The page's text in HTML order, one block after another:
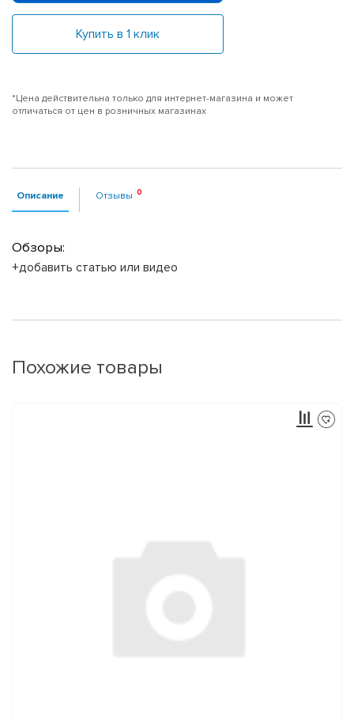
Купить в 1 клик
*Цена действительна только для интернет-магазина и может
отличаться от цен в розничных магазинах
Описание Отзывы
Обзоры:
+добавить статью или видео
Похожие товары